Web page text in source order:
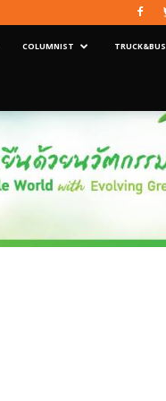
COLUMNIST TRUCK&BUS